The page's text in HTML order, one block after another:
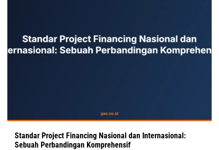
Standar Project Financing Nasional dan Internasional:
Sebuah Perbandingan Komprehensif